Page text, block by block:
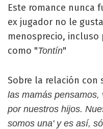
Este romance nunca
ex jugador no le
menosprecio,
como "Tontín"
Sobre la relación con
las mamás
por nuestros hijos.
somos una' y es así,